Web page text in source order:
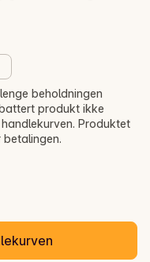
beholdningen
produkt ikke
Produktet